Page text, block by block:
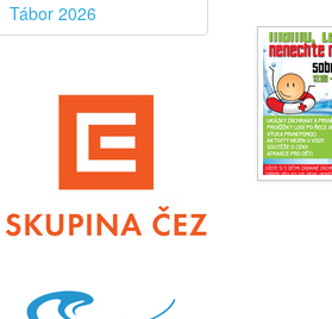
Tábor 2026